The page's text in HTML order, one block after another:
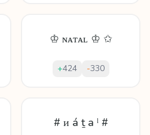
♔ ɴᴀᴛᴀʟ ♔ ✩
+424 -330
# ᴎ á ṯ a ˡ #